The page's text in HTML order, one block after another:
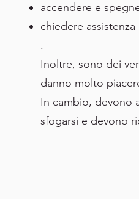
accendere e
chiedere assistenza
.
Inoltre, sono dei
danno molto
In cambio, devono
sfogarsi e devono